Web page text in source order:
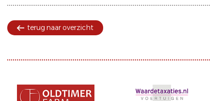
terug naar overzicht